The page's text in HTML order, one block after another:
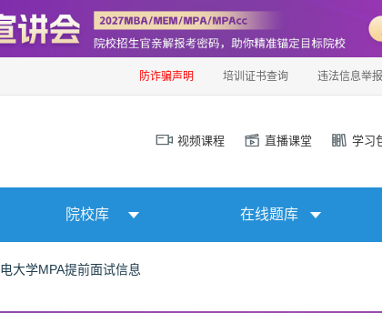
防诈骗声明 培训证书查询 违法信息举报
视频课程 直播课堂 学习
院校库 在线题库
大学MPA提前面试信息